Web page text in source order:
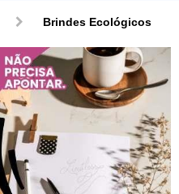
Brindes Ecológicos